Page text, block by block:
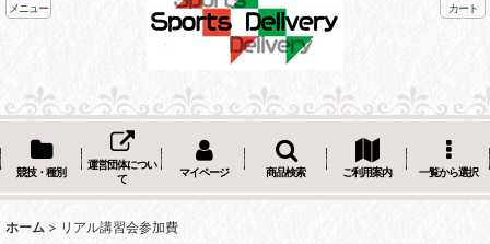
メニュー カート
競技・種別
運営団体につい
て
マイページ 商品検索 ご利用案内 一覧から選択
ホーム > リアル講習会参加費